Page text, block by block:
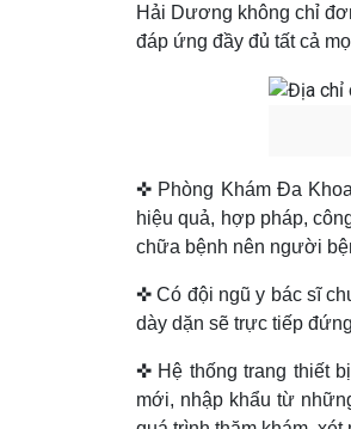
Hải Dương không chỉ
đáp ứng đầy đủ tất cả
✜ Phòng Khám Đa
hiệu quả, hợp pháp,
chữa bệnh nên người
✜ Có đội ngũ y bác sĩ
dày dặn sẽ trực tiếp
✜ Hệ thống trang thiết
mới, nhập khẩu từ